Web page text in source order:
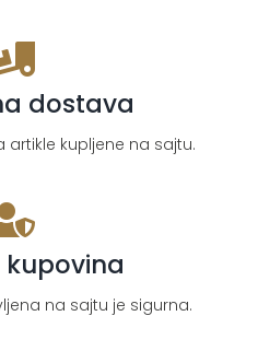
dostava
kupljene na sajtu.
kupovina
na sajtu je sigurna.